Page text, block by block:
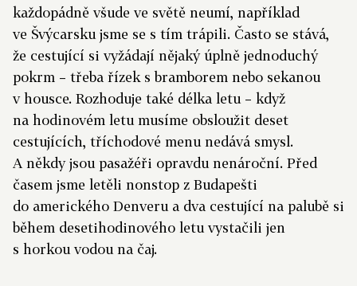
každopádně všude ve světě neumí, například
ve Švýcarsku jsme se s tím trápili. Často se stává,
že cestující si vyžádají nějaký úplně jednoduchý
pokrm – třeba řízek s bramborem nebo sekanou
v housce. Rozhoduje také délka letu – když
na hodinovém letu musíme obsloužit deset
cestujících, tříchodové menu nedává smysl.
A někdy jsou pasažéři opravdu nenároční. Před
časem jsme letěli nonstop z Budapešti
do amerického Denveru a dva cestující na palubě si
během desetihodinového letu vystačili jen
s horkou vodou na čaj.